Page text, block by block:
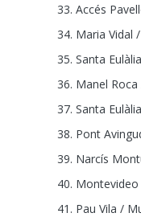
Accés
Maria Vidal
Santa
Manel
Santa
Pont
Narcís
Montevideo
Pau Vila /